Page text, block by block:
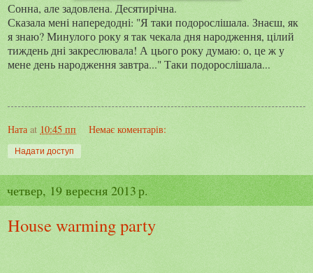
Сонна, але задовлена. Десятирічна.
Сказала мені напередодні: "Я таки подорослішала. Знаєш, як
я знаю? Минулого року я так чекала дня народження, цілий
тиждень дні закреслювала! А цього року думаю: о, це ж у
мене день народження завтра..." Таки подорослішала...
Ната at 10:45 пп Немає коментарів:
Надати доступ
четвер, 19 вересня 2013 р.
House warming party